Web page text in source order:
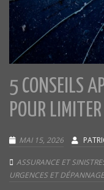
5 CONSEILS
POUR
MAI 15, 2026
ASSURANCE ET
URGENCES ET DÉPANNAGE